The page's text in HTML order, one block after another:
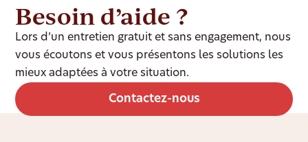
Besoin d’aide ?
Lors d’un entretien gratuit et sans engagement, nous
vous écoutons et vous présentons les solutions les
mieux adaptées à votre situation.
Contactez-nous